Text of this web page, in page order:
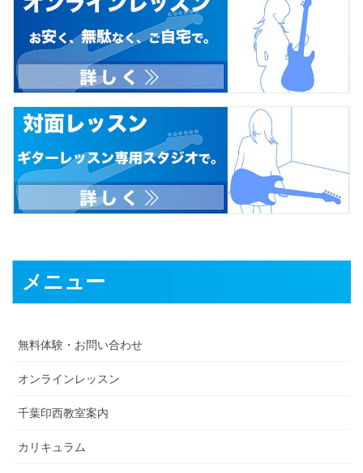
メニュー
無料体験・お問い合わせ
オンラインレッスン
千葉印西教室案内
カリキュラム